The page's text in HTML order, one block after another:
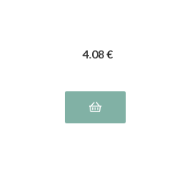
4.08 €